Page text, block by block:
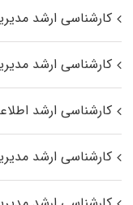
کارشناسی ارشد
کارشناسی ارشد
کارشناسی ارشد
کارشناسی ارشد